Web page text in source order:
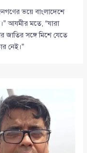
ভয়ে বাংলাদেশে
আযমীর মতে, “যারা
জাতির সঙ্গে মিশে যেতে
নেই।”